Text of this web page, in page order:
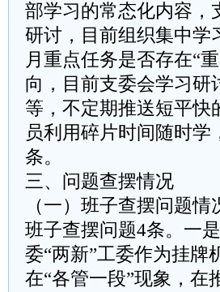
部学习的常态化内容，
研讨，目前组织集中学
月重点任务是否存在“
向，目前支委会学习研
等，不定期推送短平快
员利用碎片时间随时
条。
三、问题查摆情况
（一）班子查摆问题情
班子查摆问题4条。一
委“两新”工委作为挂牌
在“各管一段”现象，在